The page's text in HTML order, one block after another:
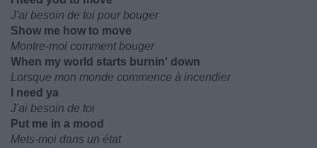
J'ai besoin de toi pour bouger
Show me how to move
Montre-moi comment bouger
When my world starts burnin' down
Lorsque mon monde commence à incendier
I need ya
J'ai besoin de toi
Put me in a mood
Mets-moi dans un état